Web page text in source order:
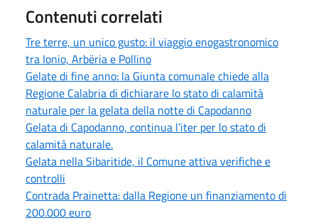
Contenuti correlati
Tre terre, un unico gusto: il viaggio enogastronomico
tra Ionio, Arbëria e Pollino
Gelate di fine anno: la Giunta comunale chiede alla
Regione Calabria di dichiarare lo stato di calamità
naturale per la gelata della notte di Capodanno
Gelata di Capodanno, continua l’iter per lo stato di
calamità naturale.
Gelata nella Sibaritide, il Comune attiva verifiche e
controlli
Contrada Prainetta: dalla Regione un finanziamento di
200.000 euro